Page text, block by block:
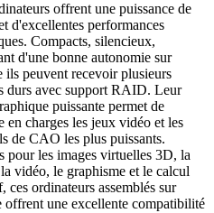
offrent une puissance de
d'excellentes performances
Compacts, silencieux,
d'une bonne autonomie sur
ils peuvent recevoir plusieurs
durs avec support RAID. Leur
puissante permet de
en charges les jeux vidéo et les
de CAO les plus puissants.
pour les images virtuelles 3D, la
vidéo, le graphisme et le calcul
ces ordinateurs assemblés sur
offrent une excellente compatibilité